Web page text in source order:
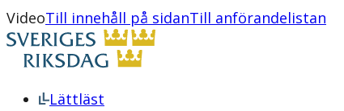
VideoTill innehåll på sidanTill anförandelistan
Lättläst